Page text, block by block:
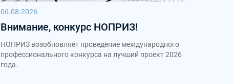
06.08.2026
Внимание, конкурс НОПРИЗ!
НОПРИЗ возобновляет проведение международного
профессионального конкурса на лучший проект 2026
года.